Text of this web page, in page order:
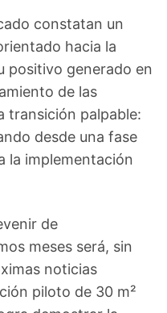
constatan un
hacia la
positivo generado en
de las
transición palpable:
desde una fase
la implementación
de
meses será, sin
noticias
piloto de 30 m²